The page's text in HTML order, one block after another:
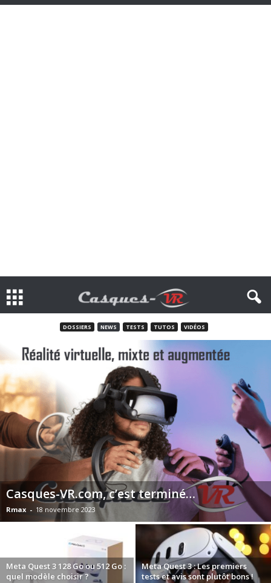
DOSSIERS NEWS TESTS TUTOS VIDÉOS
Casques-VR.com, c’est terminé…
Rmax - 18 novembre 2023
Meta Quest 3 128 Go ou 512 Go :
quel modèle choisir ?
Meta Quest 3 : Les premiers
tests et avis sont plutôt bons !